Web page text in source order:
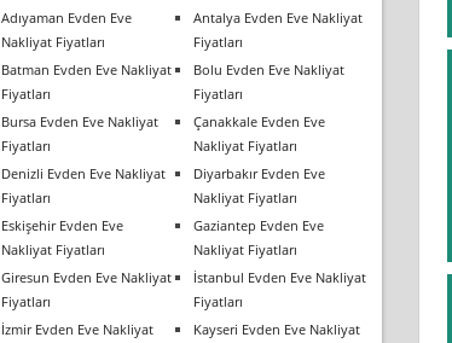
Adıyaman Evden Eve
Nakliyat Fiyatları
Antalya Evden Eve Nakliyat
Fiyatları
Batman Evden Eve Nakliyat
Fiyatları
Bolu Evden Eve Nakliyat
Fiyatları
Bursa Evden Eve Nakliyat
Fiyatları
Çanakkale Evden Eve
Nakliyat Fiyatları
Denizli Evden Eve Nakliyat
Fiyatları
Diyarbakır Evden Eve
Nakliyat Fiyatları
Eskişehir Evden Eve
Nakliyat Fiyatları
Gaziantep Evden Eve
Nakliyat Fiyatları
Giresun Evden Eve Nakliyat
Fiyatları
İstanbul Evden Eve Nakliyat
Fiyatları
İzmir Evden Eve Nakliyat
Kayseri Evden Eve Nakliyat